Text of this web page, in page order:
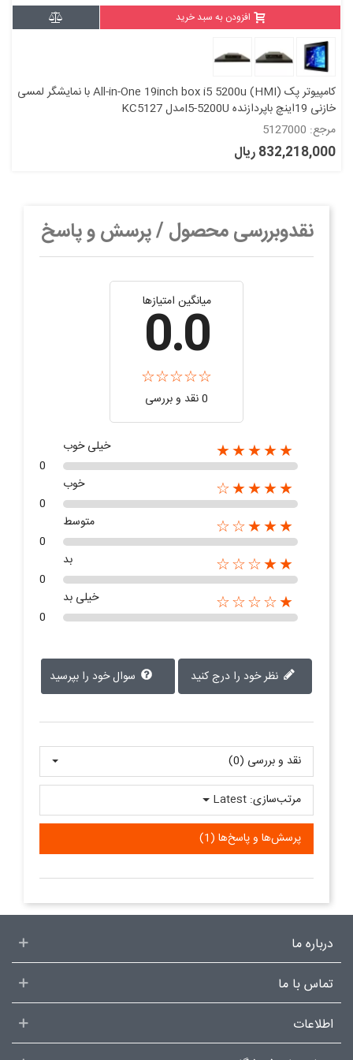
افزودن به سبد خرید
کامپیوتر پک All-in-One 19inch box i5 5200u (HMI) با نمایشگر لمسی
خازنی 19اینچ باپردازنده I5-5200Uمدل KC5127
مرجع: 5127000
832,218,000 ریال
نقدوبررسی محصول / پرسش و پاسخ
میانگین امتیازها
0.0
0 نقد و بررسی
★★★★★
خیلی خوب
0
★★★★☆
خوب
0
★★★☆☆
متوسط
0
★★☆☆☆
بد
0
★☆☆☆☆
خیلی بد
0
سوال خود را بپرسید
نقد و بررسی‌‌ (0)
پرسش‌ها و پاسخ‌ها (1)
مرتب‌سازی: Latest
درباره ما
تماس با ما
اطلاعات